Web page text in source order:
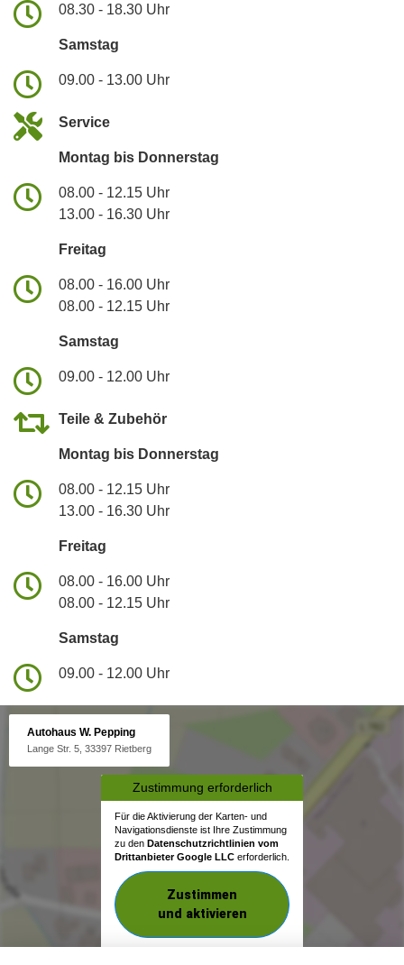
08.30 - 18.30 Uhr
Samstag
09.00 - 13.00 Uhr
Service
Montag bis Donnerstag
08.00 - 12.15 Uhr
13.00 - 16.30 Uhr
Freitag
08.00 - 16.00 Uhr
08.00 - 12.15 Uhr
Samstag
09.00 - 12.00 Uhr
Teile & Zubehör
Montag bis Donnerstag
08.00 - 12.15 Uhr
13.00 - 16.30 Uhr
Freitag
08.00 - 16.00 Uhr
08.00 - 12.15 Uhr
Samstag
09.00 - 12.00 Uhr
Autohaus W. Pepping
Lange Str. 5, 33397 Rietberg
Zustimmung erforderlich
Für die Aktivierung der Karten- und
Navigationsdienste ist Ihre Zustimmung
zu den Datenschutzrichtlinien vom
Drittanbieter Google LLC erforderlich.
Zustimmen
und aktivieren